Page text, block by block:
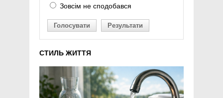
Зовсім не сподобався
Голосувати Результати
СТИЛЬ ЖИТТЯ